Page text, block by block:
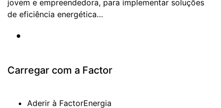
jovem e empreendedora, para implementar soluções
de eficiência energética…
Carregar com a Factor
Aderir à FactorEnergia